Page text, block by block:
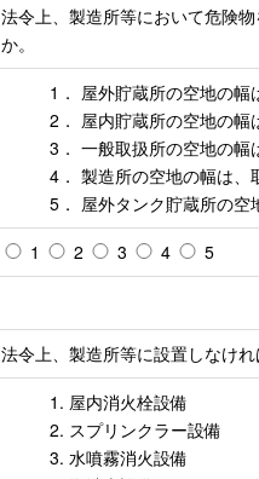
法令上、製造所等において危険
か。
1． 屋外貯蔵所の空地の幅
2． 屋内貯蔵所の空地の幅
3． 一般取扱所の空地の幅
4． 製造所の空地の幅は、
5． 屋外タンク貯蔵所の空
1 2 3 4 5
法令上、製造所等に設置しなけ
1. 屋内消火栓設備
2. スプリンクラー設備
3. 水噴霧消火設備